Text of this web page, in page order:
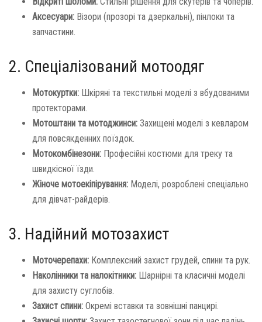
Аксесуари: Візори (прозорі та дзеркальні), пінлоки та
запчастини.
2. Спеціалізований мотоодяг
Мотокуртки: Шкіряні та текстильні моделі з вбудованими
протекторами.
Мотоштани та мотоджинси: Захищені моделі з кевларом
для повсякденних поїздок.
Мотокомбінезони: Професійні костюми для треку та
швидкісної їзди.
Жіноче мотоекіпірування: Моделі, розроблені спеціально
для дівчат-райдерів.
3. Надійний мотозахист
Моточерепахи: Комплексний захист грудей, спини та рук.
Наколінники та налокітники: Шарнірні та класичні моделі
для захисту суглобів.
Захист спини: Окремі вставки та зовнішні панцирі.